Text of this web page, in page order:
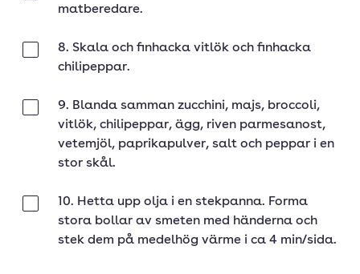
matberedare.
8. Skala och finhacka vitlök och finhacka
chilipeppar.
9. Blanda samman zucchini, majs, broccoli,
vitlök, chilipeppar, ägg, riven parmesanost,
vetemjöl, paprikapulver, salt och peppar i en
stor skål.
10. Hetta upp olja i en stekpanna. Forma
stora bollar av smeten med händerna och
stek dem på medelhög värme i ca 4 min/sida.